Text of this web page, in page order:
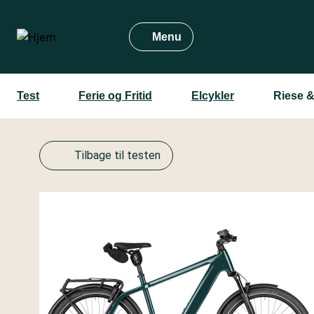
hovedindhold
Menu
Test Ferie og Fritid Elcykler Riese
Tilbage til testen